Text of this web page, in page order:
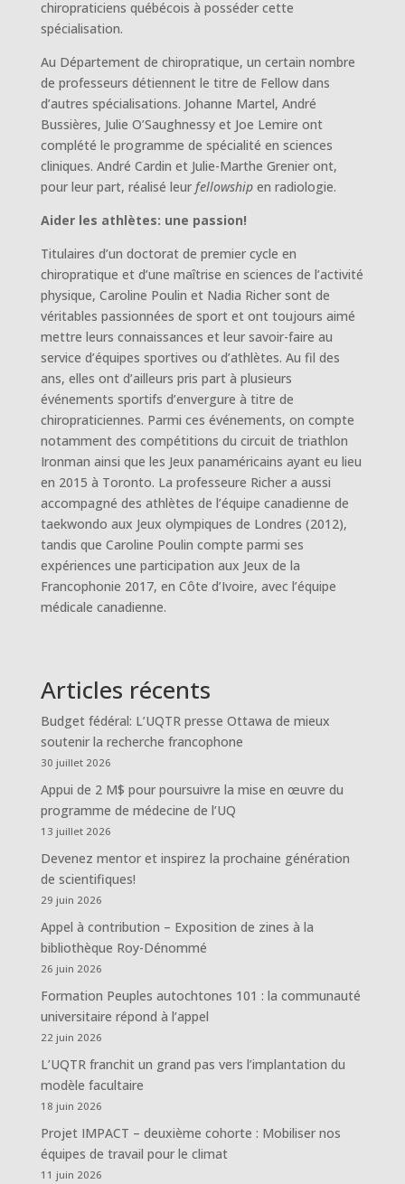
chiropraticiens québécois à posséder cette
spécialisation.
Au Département de chiropratique, un certain nombre
de professeurs détiennent le titre de Fellow dans
d’autres spécialisations. Johanne Martel, André
Bussières, Julie O’Saughnessy et Joe Lemire ont
complété le programme de spécialité en sciences
cliniques. André Cardin et Julie-Marthe Grenier ont,
pour leur part, réalisé leurfellowshipen radiologie.
Aider les athlètes: une passion!
Titulaires d’un doctorat de premier cycle en
chiropratique et d’une maîtrise en sciences de l’activité
physique, Caroline Poulin et Nadia Richer sont de
véritables passionnées de sport et ont toujours aimé
mettre leurs connaissances et leur savoir-faire au
service d’équipes sportives ou d’athlètes. Au fil des
ans, elles ont d’ailleurs pris part à plusieurs
événements sportifs d’envergure à titre de
chiropraticiennes. Parmi ces événements, on compte
notamment des compétitions du circuit de triathlon
Ironman ainsi que les Jeux panaméricains ayant eu lieu
en 2015 à Toronto. La professeure Richer a aussi
accompagné des athlètes de l’équipe canadienne de
taekwondo aux Jeux olympiques de Londres (2012),
tandis que Caroline Poulin compte parmi ses
expériences une participation aux Jeux de la
Francophonie 2017, en Côte d’Ivoire, avec l’équipe
médicale canadienne.
Articles récents
Budget fédéral: L’UQTR presse Ottawa de mieux
soutenir la recherche francophone
30 juillet 2026
Appui de 2 M$ pour poursuivre la mise en œuvre du
programme de médecine de l’UQ
13 juillet 2026
Devenez mentor et inspirez la prochaine génération
de scientifiques!
29 juin 2026
Appel à contribution – Exposition de zines à la
bibliothèque Roy-Dénommé
26 juin 2026
Formation Peuples autochtones 101 : la communauté
universitaire répond à l’appel
22 juin 2026
L’UQTR franchit un grand pas vers l’implantation du
modèle facultaire
18 juin 2026
Projet IMPACT – deuxième cohorte : Mobiliser nos
équipes de travail pour le climat
11 juin 2026